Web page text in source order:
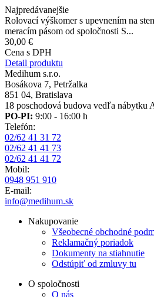
Najpredávanejšie
Rolovací výškomer s upevnením na
meracím pásom od spoločnosti S...
30,00 €
Cena s DPH
Detail produktu
Medihum s.r.o.
Bosákova 7, Petržalka
851 04, Bratislava
18 poschodová budova vedľa nábytku
PO-PI: 9:00 - 16:00 h
Telefón:
02/62 41 31 72
02/62 41 41 73
02/62 41 41 72
Mobil:
0948 951 910
E-mail:
info@medihum.sk
Nakupovanie
Všeobecné obchodné
Reklamačný poriadok
Dokumenty na stiahnutie
Odstúpiť od zmluvy tu
O spoločnosti
O nás